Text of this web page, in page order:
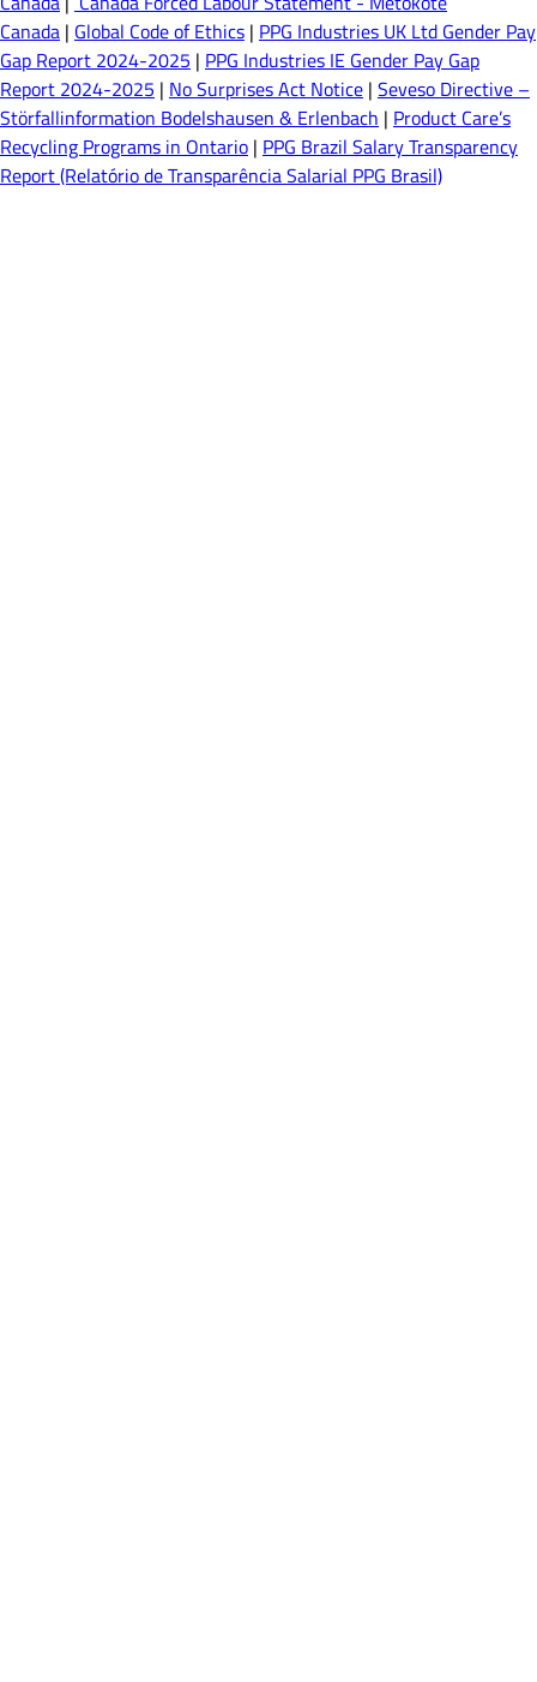
Canada | Global Code of Ethics | PPG Industries UK Ltd Gender Pay
Gap Report 2024-2025 | PPG Industries IE Gender Pay Gap
Report 2024-2025 | No Surprises Act Notice | Seveso Directive –
Störfallinformation Bodelshausen & Erlenbach | Product Care’s
Recycling Programs in Ontario | PPG Brazil Salary Transparency
Report (Relatório de Transparência Salarial PPG Brasil)